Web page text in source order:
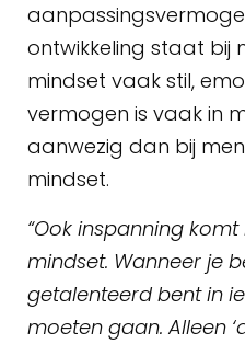
ontwikkeling staat bij
mindset vaak stil,
vermogen is vaak in
aanwezig dan bij
mindset.
“Ook inspanning
mindset. Wanneer je
getalenteerd bent in
moeten gaan. Alleen